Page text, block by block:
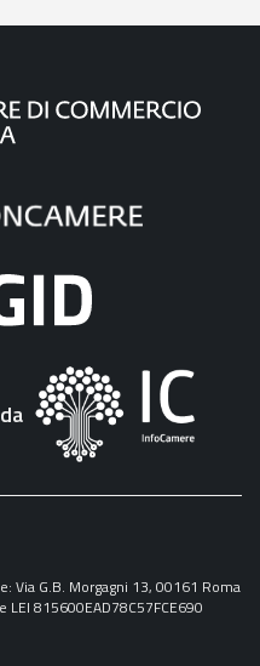
Via G.B. Morgagni 13, 00161 Roma
815600EAD78C57FCE690